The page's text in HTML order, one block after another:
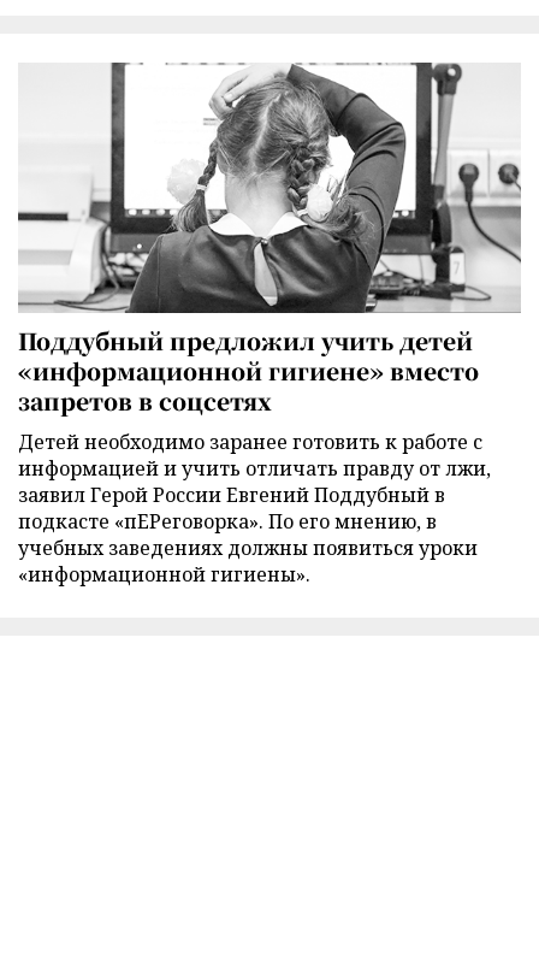
Поддубный предложил учить детей
«информационной гигиене» вместо
запретов в соцсетях
Детей необходимо заранее готовить к работе с
информацией и учить отличать правду от лжи,
заявил Герой России Евгений Поддубный в
подкасте «пЕРеговорка». По его мнению, в
учебных заведениях должны появиться уроки
«информационной гигиены».